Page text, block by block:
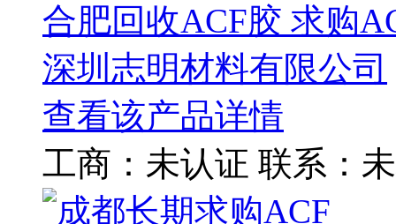
合肥回收ACF胶 求购
深圳志明材料有限公司
查看该产品详情
工商： 未认证 联系：